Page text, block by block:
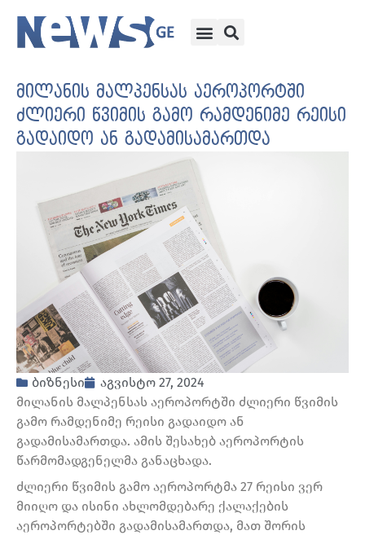
მილანის მალპენსას აეროპორტში
ძლიერი წვიმის გამო რამდენიმე რეისი
გადაიდო ან გადამისამართდა
ბიზნესი
აგვისტო 27, 2024
მილანის მალპენსას აეროპორტში ძლიერი წვიმის
გამო რამდენიმე რეისი გადაიდო ან
გადამისამართდა. ამის შესახებ აეროპორტის
წარმომადგენელმა განაცხადა.
ძლიერი წვიმის გამო აეროპორტმა 27 რეისი ვერ
მიიღო და ისინი ახლომდებარე ქალაქების
აეროპორტებში გადამისამართდა, მათ შორის